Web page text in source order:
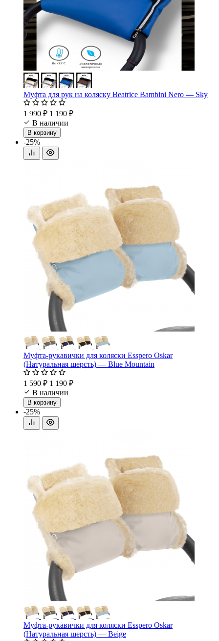
Муфта для рук на коляску Beatrice Bambini Nero — Sky
1 990 ₽ 1 190 ₽
В наличии
В корзину
-25%
Муфта-рукавички для коляски Esspero Oskar
(Натуральная шерсть) — Blue Mountain
1 590 ₽ 1 190 ₽
В наличии
В корзину
-25%
Муфта-рукавички для коляски Esspero Oskar
(Натуральная шерсть) — Beige